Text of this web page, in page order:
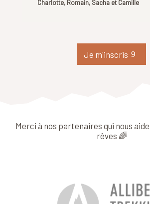
Charlotte, Romain, Sacha et Camille
Je m'inscris
Merci à nos partenaires qui nous
rêves 🌈